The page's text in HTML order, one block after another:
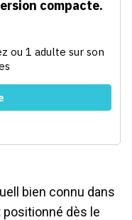
bien connu dans
positionné dès le